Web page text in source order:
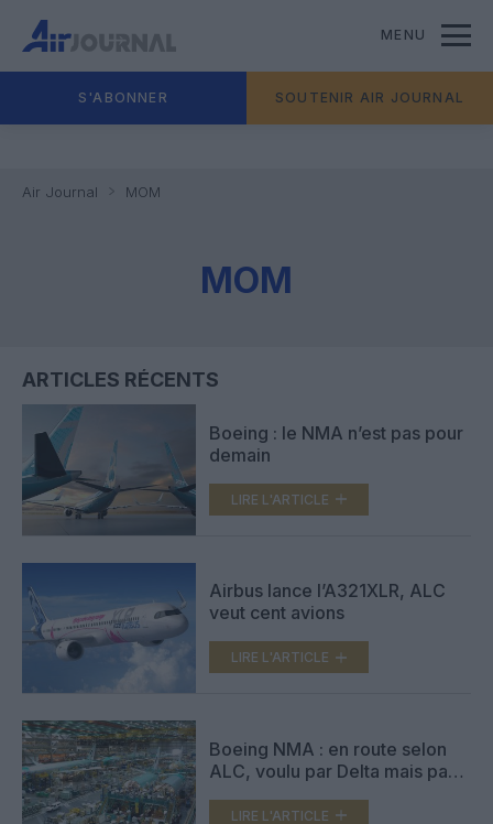
MENU
S'ABONNER SOUTENIR AIR JOURNAL
Air Journal MOM
MOM
ARTICLES RÉCENTS
Boeing : le NMA n’est pas pour
demain
LIRE L'ARTICLE
Airbus lance l’A321XLR, ALC
veut cent avions
LIRE L'ARTICLE
Boeing NMA : en route selon
ALC, voulu par Delta mais pas
LIRE L'ARTICLE